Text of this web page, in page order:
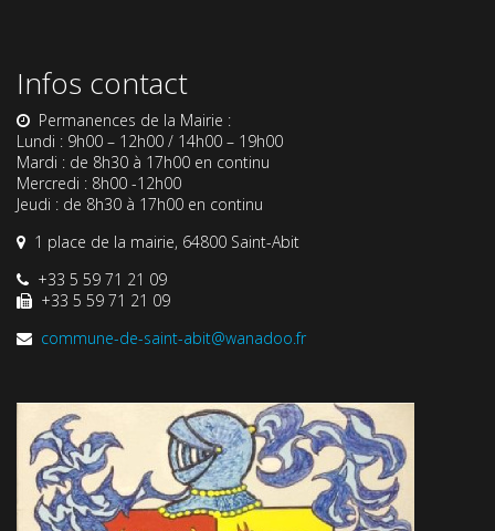
Infos contact
Permanences de la Mairie :
Lundi : 9h00 – 12h00 / 14h00 – 19h00
Mardi : de 8h30 à 17h00 en continu
Mercredi : 8h00 -12h00
Jeudi : de 8h30 à 17h00 en continu
1 place de la mairie, 64800 Saint-Abit
+33 5 59 71 21 09
+33 5 59 71 21 09
commune-de-saint-abit@wanadoo.fr